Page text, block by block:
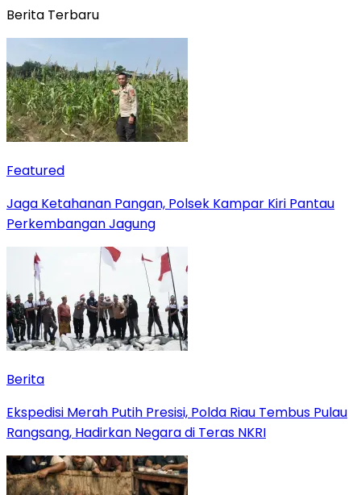
Berita Terbaru
Featured
Jaga Ketahanan Pangan, Polsek Kampar Kiri Pantau
Perkembangan Jagung
Berita
Ekspedisi Merah Putih Presisi, Polda Riau Tembus Pulau
Rangsang, Hadirkan Negara di Teras NKRI